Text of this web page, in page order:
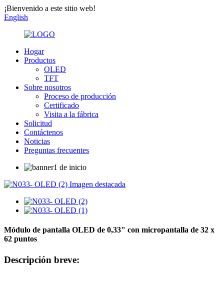
¡Bienvenido a este sitio web!
English
Hogar
Productos
OLED
TFT
Sobre nosotros
Proceso de producción
Certificado
Visita a la fábrica
Solicitud
Contáctenos
Noticias
Preguntas frecuentes
Módulo de pantalla OLED de 0,33" con micropantalla de 32 x
62 puntos
Descripción breve: